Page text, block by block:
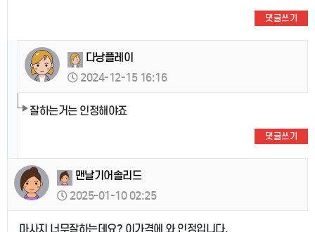
댓글쓰기
다낭플레이
2024-12-15 16:16
잘하는거는 인정해야죠
댓글쓰기
맨날기어솔리드
2025-01-10 02:25
마사지 너무잘하는데요? 이가격에 와 인정입니다.